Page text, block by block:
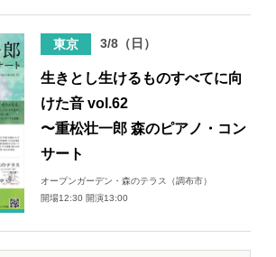
東京 3/8（日）
生きとし生けるものすべてに向
けた音 vol.62
〜重松壮一郎 森のピアノ・コン
サート
オープンガーデン・森のテラス（調布市）
開場12:30 開演13:00